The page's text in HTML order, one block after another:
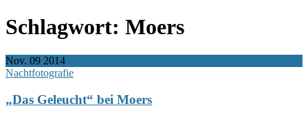
Schlagwort: Moers
Nov. 09 2014
Nachtfotografie
„Das Geleucht“ bei Moers